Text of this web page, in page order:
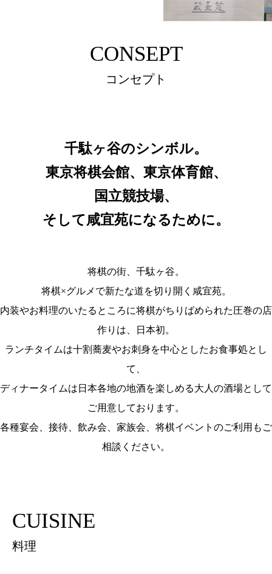
CONSEPT
コンセプト
千駄ヶ谷のシンボル。
東京将棋会館、東京体育館、
国立競技場、
そして咸宜苑になるために。
将棋の街、千駄ヶ谷。
将棋×グルメで新たな道を切り開く咸宜苑。
内装やお料理のいたるところに将棋がちりばめられた圧巻の店
作りは、日本初。
ランチタイムは十割蕎麦やお刺身を中心としたお食事処とし
て、
ディナータイムは日本各地の地酒を楽しめる大人の酒場として
ご用意しております。
各種宴会、接待、飲み会、家族会、将棋イベントのご利用もご
相談ください。
CUISINE
料理